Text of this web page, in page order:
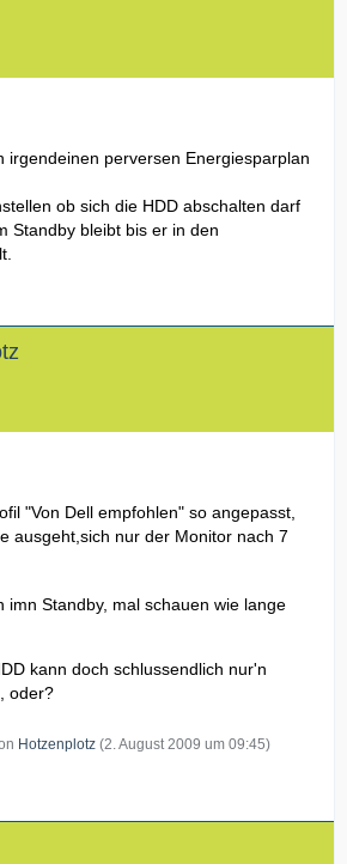
irgendeinen perversen Energiesparplan
ob sich die HDD abschalten darf
Standby bleibt bis er in den
"Von Dell empfohlen" so angepasst,
ausgeht,sich nur der Monitor nach 7
imn Standby, mal schauen wie lange
kann doch schlussendlich nur'n
oder?
Hotzenplotz (2. August 2009 um 09:45)